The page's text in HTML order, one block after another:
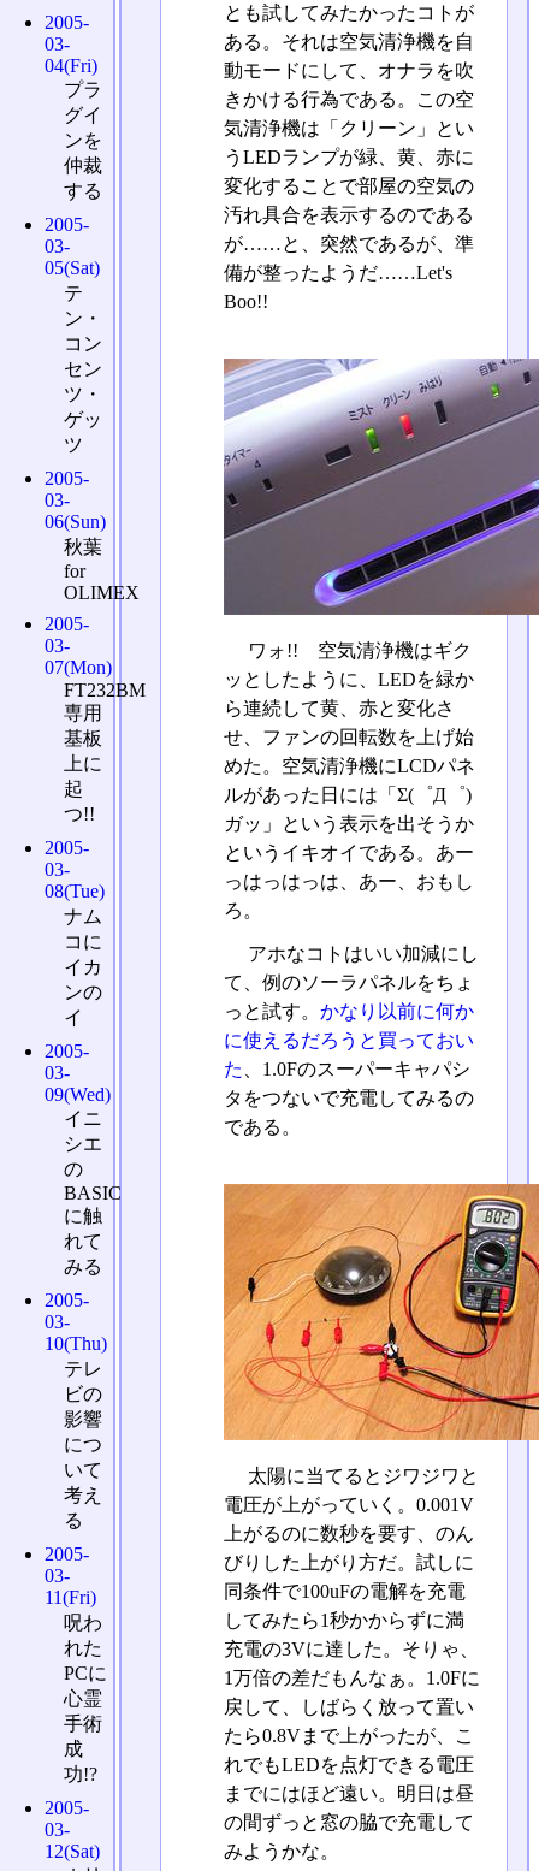
とも試してみたかったコトが
ある。それは空気清浄機を自
動モードにして、オナラを吹
きかける行為である。この空
気清浄機は「クリーン」とい
うLEDランプが緑、黄、赤に
変化することで部屋の空気の
汚れ具合を表示するのである
が……と、突然であるが、準
備が整ったようだ……Let's
Boo!!
ワォ!! 空気清浄機はギク
ッとしたように、LEDを緑か
ら連続して黄、赤と変化さ
せ、ファンの回転数を上げ始
めた。空気清浄機にLCDパネ
ルがあった日には「Σ(゜Д゜)
ガッ」という表示を出そうか
というイキオイである。あー
っはっはっは、あー、おもし
ろ。
アホなコトはいい加減にし
て、例のソーラパネルをちょ
っと試す。 かなり以前に何か
に使えるだろうと買っておい
た
、1.0Fのスーパーキャパシ
タをつないで充電してみるの
である。
太陽に当てるとジワジワと
電圧が上がっていく。0.001V
上がるのに数秒を要す、のん
びりした上がり方だ。試しに
同条件で100uFの電解を充電
してみたら1秒かからずに満
充電の3Vに達した。そりゃ、
1万倍の差だもんなぁ。1.0Fに
戻して、しばらく放って置い
たら0.8Vまで上がったが、こ
れでもLEDを点灯できる電圧
までにはほど遠い。明日は昼
の間ずっと窓の脇で充電して
みようかな。
2005-
03-
04(Fri)
プラ
グイ
ンを
仲裁
する
2005-
03-
05(Sat)
テ
ン・
コン
セン
ツ・
ゲッ
ツ
2005-
03-
06(Sun)
秋葉
for
OLIMEX
2005-
03-
07(Mon)
FT232BM
専用
基板
上に
起
つ!!
2005-
03-
08(Tue)
ナム
コに
イカ
ンの
イ
2005-
03-
09(Wed)
イニ
シエ
の
BASIC
に触
れて
みる
2005-
03-
10(Thu)
テレ
ビの
影響
につ
いて
考え
る
2005-
03-
11(Fri)
呪わ
れた
PCに
心霊
手術
成
功!?
2005-
03-
12(Sat)